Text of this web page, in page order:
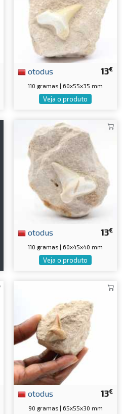
13€
otodus
110 gramas | 60x55x35 mm
Veja o produto
13€
otodus
110 gramas | 60x45x40 mm
Veja o produto
13€
otodus
90 gramas | 65x55x30 mm